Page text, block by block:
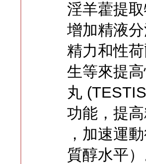
淫羊藿提
增加精液
精力和性
生等來提
丸
功能，提
，加速運
質醇水平